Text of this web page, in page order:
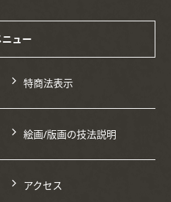
ニュー
特商法表示
絵画/版画の技法説明
アクセス